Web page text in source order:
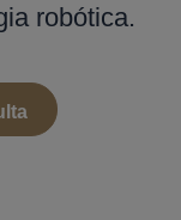
robótica.